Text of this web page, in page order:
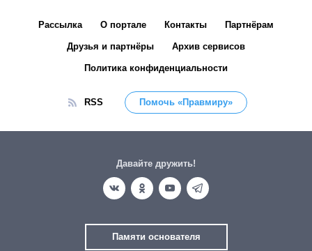
Рассылка О портале Контакты Партнёрам
Друзья и партнёры Архив сервисов
Политика конфиденциальности
RSS Помочь «Правмиру»
Давайте дружить!
Памяти основателя